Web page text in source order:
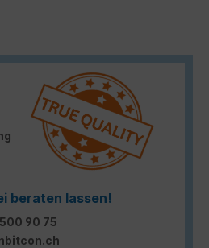
beraten lassen!
90 75